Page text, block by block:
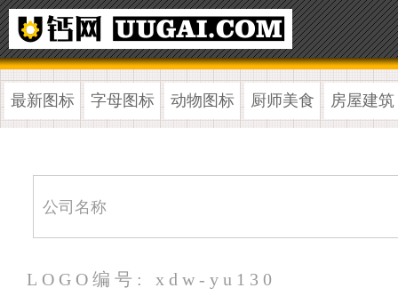
最新图标 字母图标 动物图标 厨师美食 房屋建筑
LOGO编号: xdw-yu130